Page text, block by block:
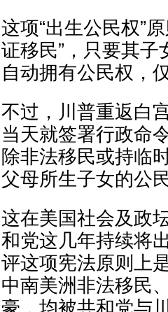
这项“出生公民权”
证移民”，只要其
自动拥有公民权，
不过，川普重返白
当天就签署行政命
除非法移民或持临
父母所生子女的公民
这在美国社会及政
和党这几年持续将
评这项宪法原则上
中南美洲非法移民
豪，均被共和党与